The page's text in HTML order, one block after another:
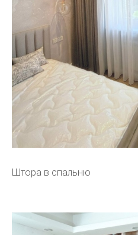
Штора в спальню